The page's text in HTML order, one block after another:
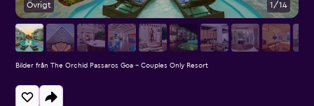
Övrigt 1/14
Bilder från The Orchid Passaros Goa - Couples Only Resort